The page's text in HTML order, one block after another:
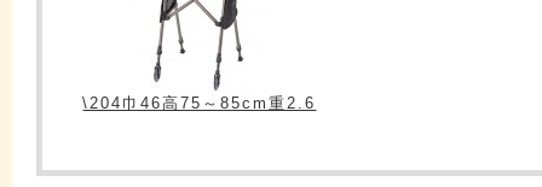
\204巾46高75～85cm重2.6